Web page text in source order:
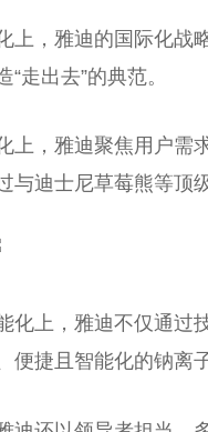
上，雅迪的国际化战
“走出去”的典范。
上，雅迪聚焦用户需
与迪士尼草莓熊等顶
化上，雅迪不仅通过
便捷且智能化的钠离